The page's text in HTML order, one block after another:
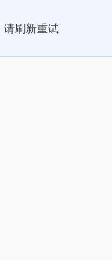
请刷新重试